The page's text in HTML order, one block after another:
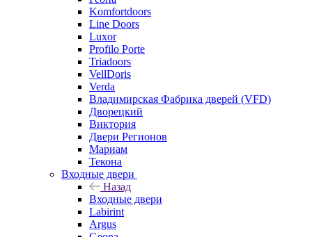
Komfortdoors
Line Doors
Luxor
Profilo Porte
Triadoors
VellDoris
Verda
Владимирская Фабрика дверей (VFD)
Дворецкий
Виктория
Двери Регионов
Мариам
Текона
Входные двери
Назад
Входные двери
Labirint
Argus